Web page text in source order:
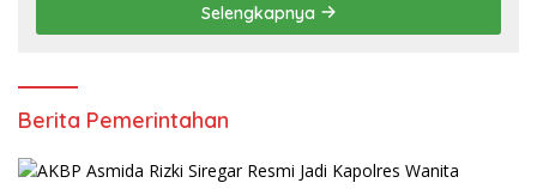
Selengkapnya
Berita Pemerintahan